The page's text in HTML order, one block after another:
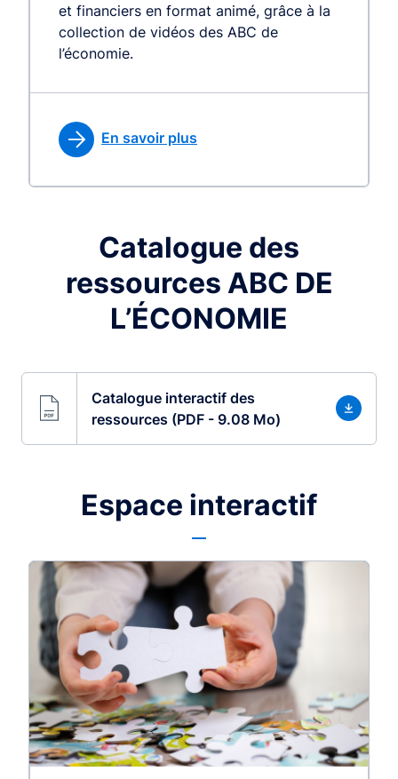
et financiers en format animé, grâce à la
collection de vidéos des ABC de
l’économie.
En savoir plus
Catalogue des
ressources ABC DE
L’ÉCONOMIE
Catalogue interactif des
ressources (PDF - 9.08 Mo)
Espace interactif